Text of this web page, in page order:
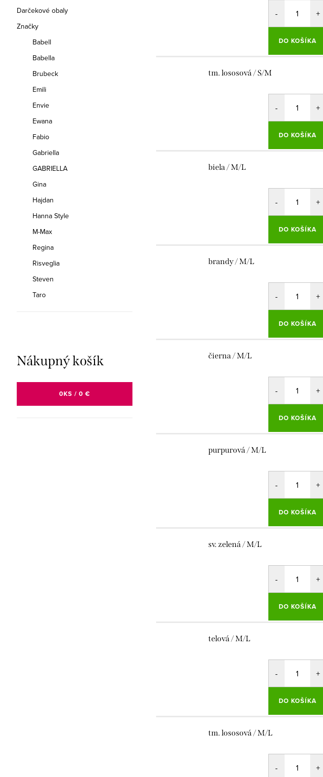
Darčekové obaly
Značky
Babell
Babella
Brubeck
Emili
Envie
Ewana
Fabio
Gabriella
GABRIELLA
Gina
Hajdan
Hanna Style
M-Max
Regina
Risveglia
Steven
Taro
Nákupný košík
0KS / 0 €
DO KOŠÍKA
tm. lososová / S/M
DO KOŠÍKA
biela / M/L
DO KOŠÍKA
brandy / M/L
DO KOŠÍKA
čierna / M/L
DO KOŠÍKA
purpurová / M/L
DO KOŠÍKA
sv. zelená / M/L
DO KOŠÍKA
telová / M/L
DO KOŠÍKA
tm. lososová / M/L